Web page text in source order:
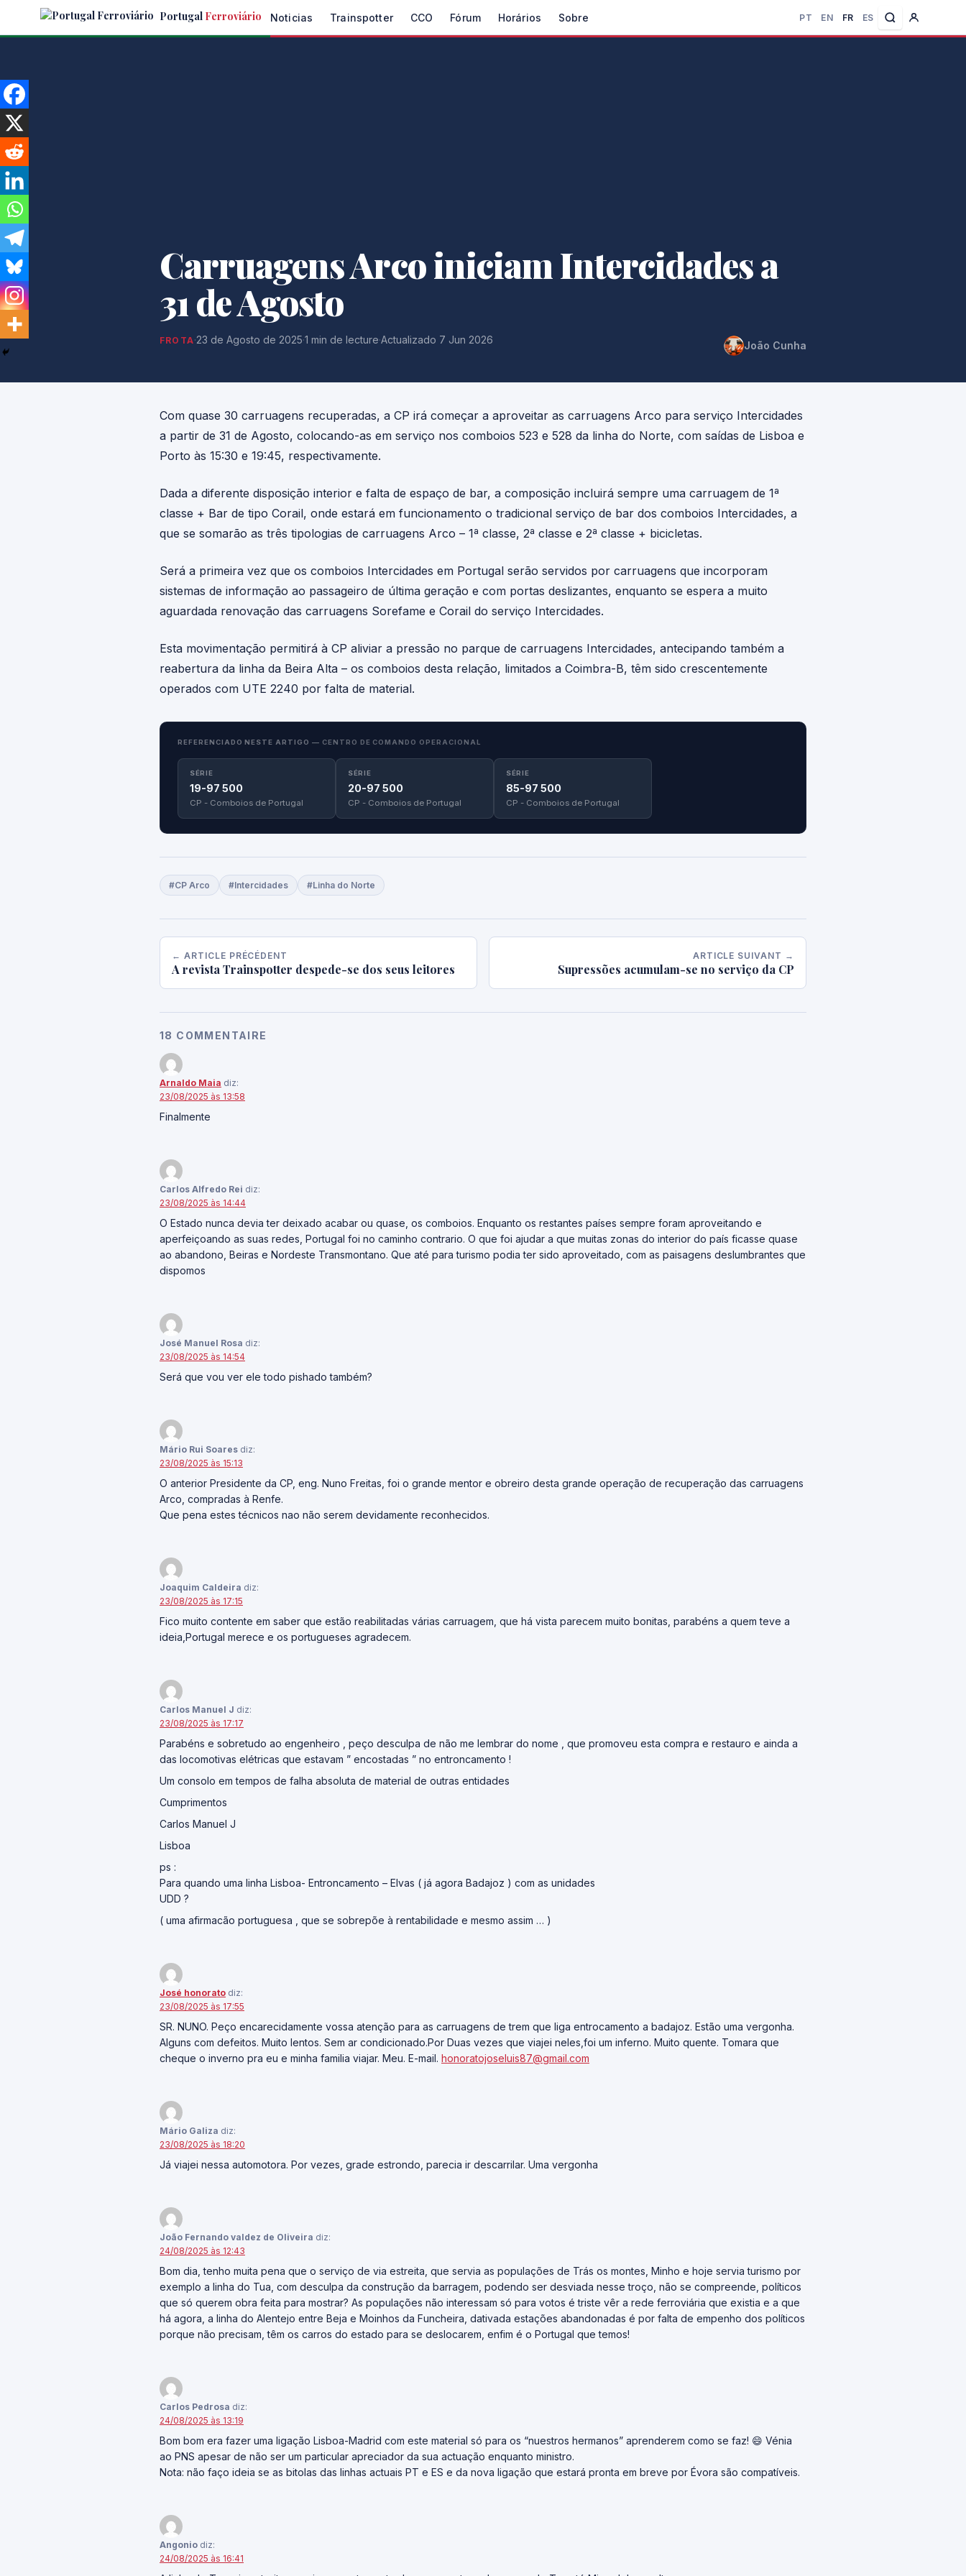
Portugal Ferroviário Noticias Trainspotter CCO Fórum Horários Sobre PT EN FR ES
Carruagens Arco iniciam Intercidades a
31 de Agosto
FROTA·23 de Agosto de 2025·1 min de lecture·Actualizado 7 Jun 2026 João Cunha
Com quase 30 carruagens recuperadas, a CP irá começar a aproveitar as carruagens Arco para serviço Intercidades
a partir de 31 de Agosto, colocando-as em serviço nos comboios 523 e 528 da linha do Norte, com saídas de Lisboa e
Porto às 15:30 e 19:45, respectivamente.
Dada a diferente disposição interior e falta de espaço de bar, a composição incluirá sempre uma carruagem de 1ª
classe + Bar de tipo Corail, onde estará em funcionamento o tradicional serviço de bar dos comboios Intercidades, a
que se somarão as três tipologias de carruagens Arco – 1ª classe, 2ª classe e 2ª classe + bicicletas.
Será a primeira vez que os comboios Intercidades em Portugal serão servidos por carruagens que incorporam
sistemas de informação ao passageiro de última geração e com portas deslizantes, enquanto se espera a muito
aguardada renovação das carruagens Sorefame e Corail do serviço Intercidades.
Esta movimentação permitirá à CP aliviar a pressão no parque de carruagens Intercidades, antecipando também a
reabertura da linha da Beira Alta – os comboios desta relação, limitados a Coimbra-B, têm sido crescentemente
operados com UTE 2240 por falta de material.
REFERENCIADO NESTE ARTIGO — CENTRO DE COMANDO OPERACIONAL
SÉRIE
19-97 500
CP - Comboios de Portugal
SÉRIE
20-97 500
CP - Comboios de Portugal
SÉRIE
85-97 500
CP - Comboios de Portugal
#CP Arco #Intercidades #Linha do Norte
← ARTICLE PRÉCÉDENT
A revista Trainspotter despede-se dos seus leitores
ARTICLE SUIVANT →
Supressões acumulam-se no serviço da CP
18 COMMENTAIRE
Arnaldo Maia diz:
23/08/2025 às 13:58
Finalmente
Carlos Alfredo Rei diz:
23/08/2025 às 14:44
O Estado nunca devia ter deixado acabar ou quase, os comboios. Enquanto os restantes países sempre foram aproveitando e
aperfeiçoando as suas redes, Portugal foi no caminho contrario. O que foi ajudar a que muitas zonas do interior do país ficasse quase
ao abandono, Beiras e Nordeste Transmontano. Que até para turismo podia ter sido aproveitado, com as paisagens deslumbrantes que
dispomos
José Manuel Rosa diz:
23/08/2025 às 14:54
Será que vou ver ele todo pishado também?
Mário Rui Soares diz:
23/08/2025 às 15:13
O anterior Presidente da CP, eng. Nuno Freitas, foi o grande mentor e obreiro desta grande operação de recuperação das carruagens
Arco, compradas à Renfe.
Que pena estes técnicos nao não serem devidamente reconhecidos.
Joaquim Caldeira diz:
23/08/2025 às 17:15
Fico muito contente em saber que estão reabilitadas várias carruagem, que há vista parecem muito bonitas, parabéns a quem teve a
ideia,Portugal merece e os portugueses agradecem.
Carlos Manuel J diz:
23/08/2025 às 17:17
Parabéns e sobretudo ao engenheiro , peço desculpa de não me lembrar do nome , que promoveu esta compra e restauro e ainda a
das locomotivas elétricas que estavam ” encostadas ” no entroncamento !
Um consolo em tempos de falha absoluta de material de outras entidades
Cumprimentos
Carlos Manuel J
Lisboa
ps :
Para quando uma linha Lisboa- Entroncamento – Elvas ( já agora Badajoz ) com as unidades
UDD ?
( uma afirmacão portuguesa , que se sobrepõe à rentabilidade e mesmo assim … )
José honorato diz:
23/08/2025 às 17:55
SR. NUNO. Peço encarecidamente vossa atenção para as carruagens de trem que liga entrocamento a badajoz. Estão uma vergonha.
Alguns com defeitos. Muito lentos. Sem ar condicionado.Por Duas vezes que viajei neles,foi um inferno. Muito quente. Tomara que
cheque o inverno pra eu e minha familia viajar. Meu. E-mail. honoratojoseluis87@gmail.com
Mário Galiza diz:
23/08/2025 às 18:20
Já viajei nessa automotora. Por vezes, grade estrondo, parecia ir descarrilar. Uma vergonha
João Fernando valdez de Oliveira diz:
24/08/2025 às 12:43
Bom dia, tenho muita pena que o serviço de via estreita, que servia as populações de Trás os montes, Minho e hoje servia turismo por
exemplo a linha do Tua, com desculpa da construção da barragem, podendo ser desviada nesse troço, não se compreende, políticos
que só querem obra feita para mostrar? As populações não interessam só para votos é triste vêr a rede ferroviária que existia e a que
há agora, a linha do Alentejo entre Beja e Moinhos da Funcheira, dativada estações abandonadas é por falta de empenho dos políticos
porque não precisam, têm os carros do estado para se deslocarem, enfim é o Portugal que temos!
Carlos Pedrosa diz:
24/08/2025 às 13:19
Bom bom era fazer uma ligação Lisboa-Madrid com este material só para os “nuestros hermanos” aprenderem como se faz! 😄 Vénia
ao PNS apesar de não ser um particular apreciador da sua actuação enquanto ministro.
Nota: não faço ideia se as bitolas das linhas actuais PT e ES e da nova ligação que estará pronta em breve por Évora são compatíveis.
Angonio diz:
24/08/2025 às 16:41